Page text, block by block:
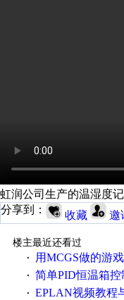
虹润公司生产的温湿度
分享到：
收藏 邀
楼主最近还看过
·
用MCGS做的游戏
· 简单PID恒温箱控制程
· EPLAN视频教程与